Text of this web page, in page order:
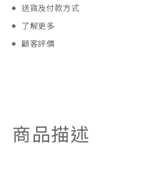
送貨及付款方式
了解更多
顧客評價
商品描述